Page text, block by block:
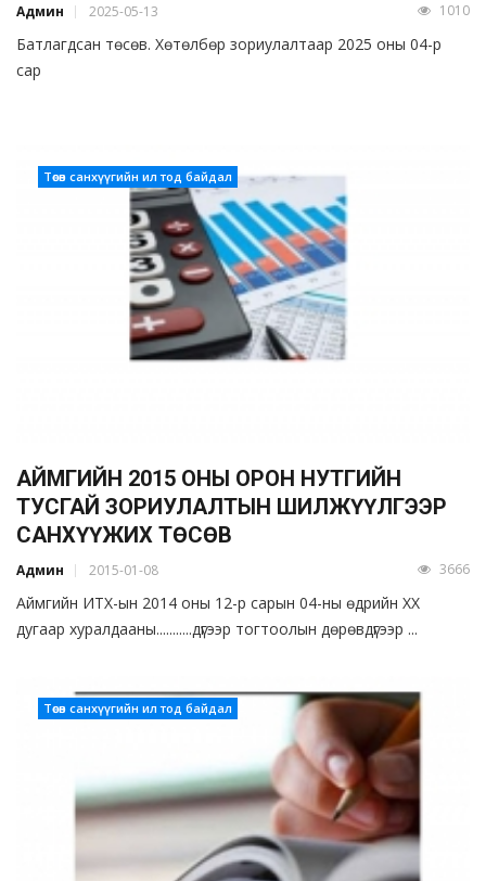
Админ 2025-05-13 1010
Батлагдсан төсөв. Хөтөлбөр зориулалтаар 2025 оны 04-р
сар
Төсөв санхүүгийн ил тод байдал
АЙМГИЙН 2015 ОНЫ ОРОН НУТГИЙН
ТУСГАЙ ЗОРИУЛАЛТЫН ШИЛЖҮҮЛГЭЭР
САНХҮҮЖИХ ТӨСӨВ
Админ 2015-01-08 3666
Аймгийн ИТХ-ын 2014 оны 12-р сарын 04-ны өдрийн XX
дугаар хуралдааны...........дүгээр тогтоолын дөрөвдүгээр ...
Төсөв санхүүгийн ил тод байдал